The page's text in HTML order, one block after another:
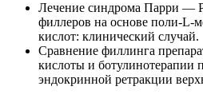
Лечение синдрома Парри —
филлеров на основе поли-L-
кислот: клинический случай.
Сравнение филлинга
кислоты и ботулинотерапии
эндокринной ретракции